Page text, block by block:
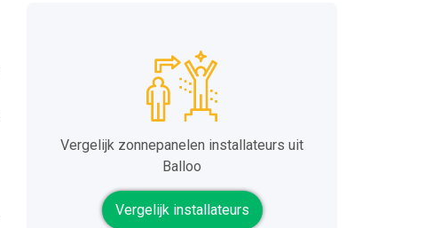
Vergelijk zonnepanelen installateurs uit
Balloo
Vergelijk installateurs